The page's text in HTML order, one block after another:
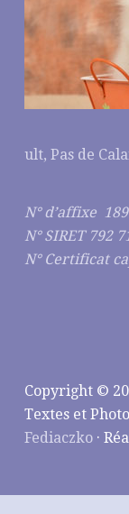
ult, Pas de
N° d’affixe
N° SIRET 792
N° Certificat
Copyright ©
Textes et
Fediaczko ·